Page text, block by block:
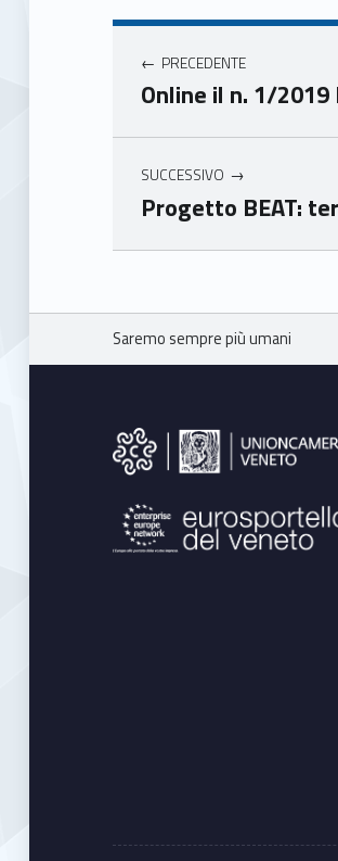
Unio
mer
e
Navigazione articoli
PRECEDENTE
Online il n. 1/
SUCCESSIVO
Progetto BEAT:
Skip back to main navigation
Breadcrumbs navigation
Saremo sempre più umani
Footer sidebar